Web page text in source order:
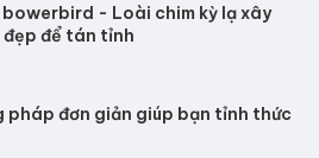
- Loài chim kỳ lạ xây
để tán tỉnh
pháp đơn giản giúp bạn tỉnh thức